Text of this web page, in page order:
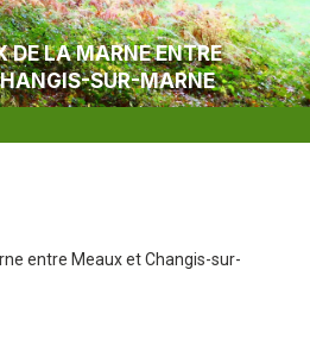
DE LA MARNE ENTRE
SUR-MARNE
entre Meaux et Changis-sur-